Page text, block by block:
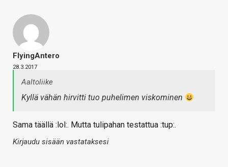
FlyingAntero
28.3.2017
Aaltoliike
Kyllä vähän hirvitti tuo puhelimen viskominen
Sama täällä :lol:. Mutta tulipahan testattua :tup:.
Kirjaudu sisään vastataksesi